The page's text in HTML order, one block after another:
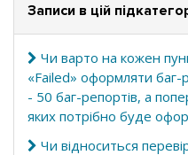
Записи в цій
Чи варто на кожен
«Failed» оформляти
- 50 баг-репортів, а
яких потрібно буде
Чи відноситься